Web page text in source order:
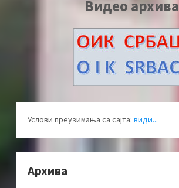
Видео архива
Услови преузимања са сајта: види...
Архива